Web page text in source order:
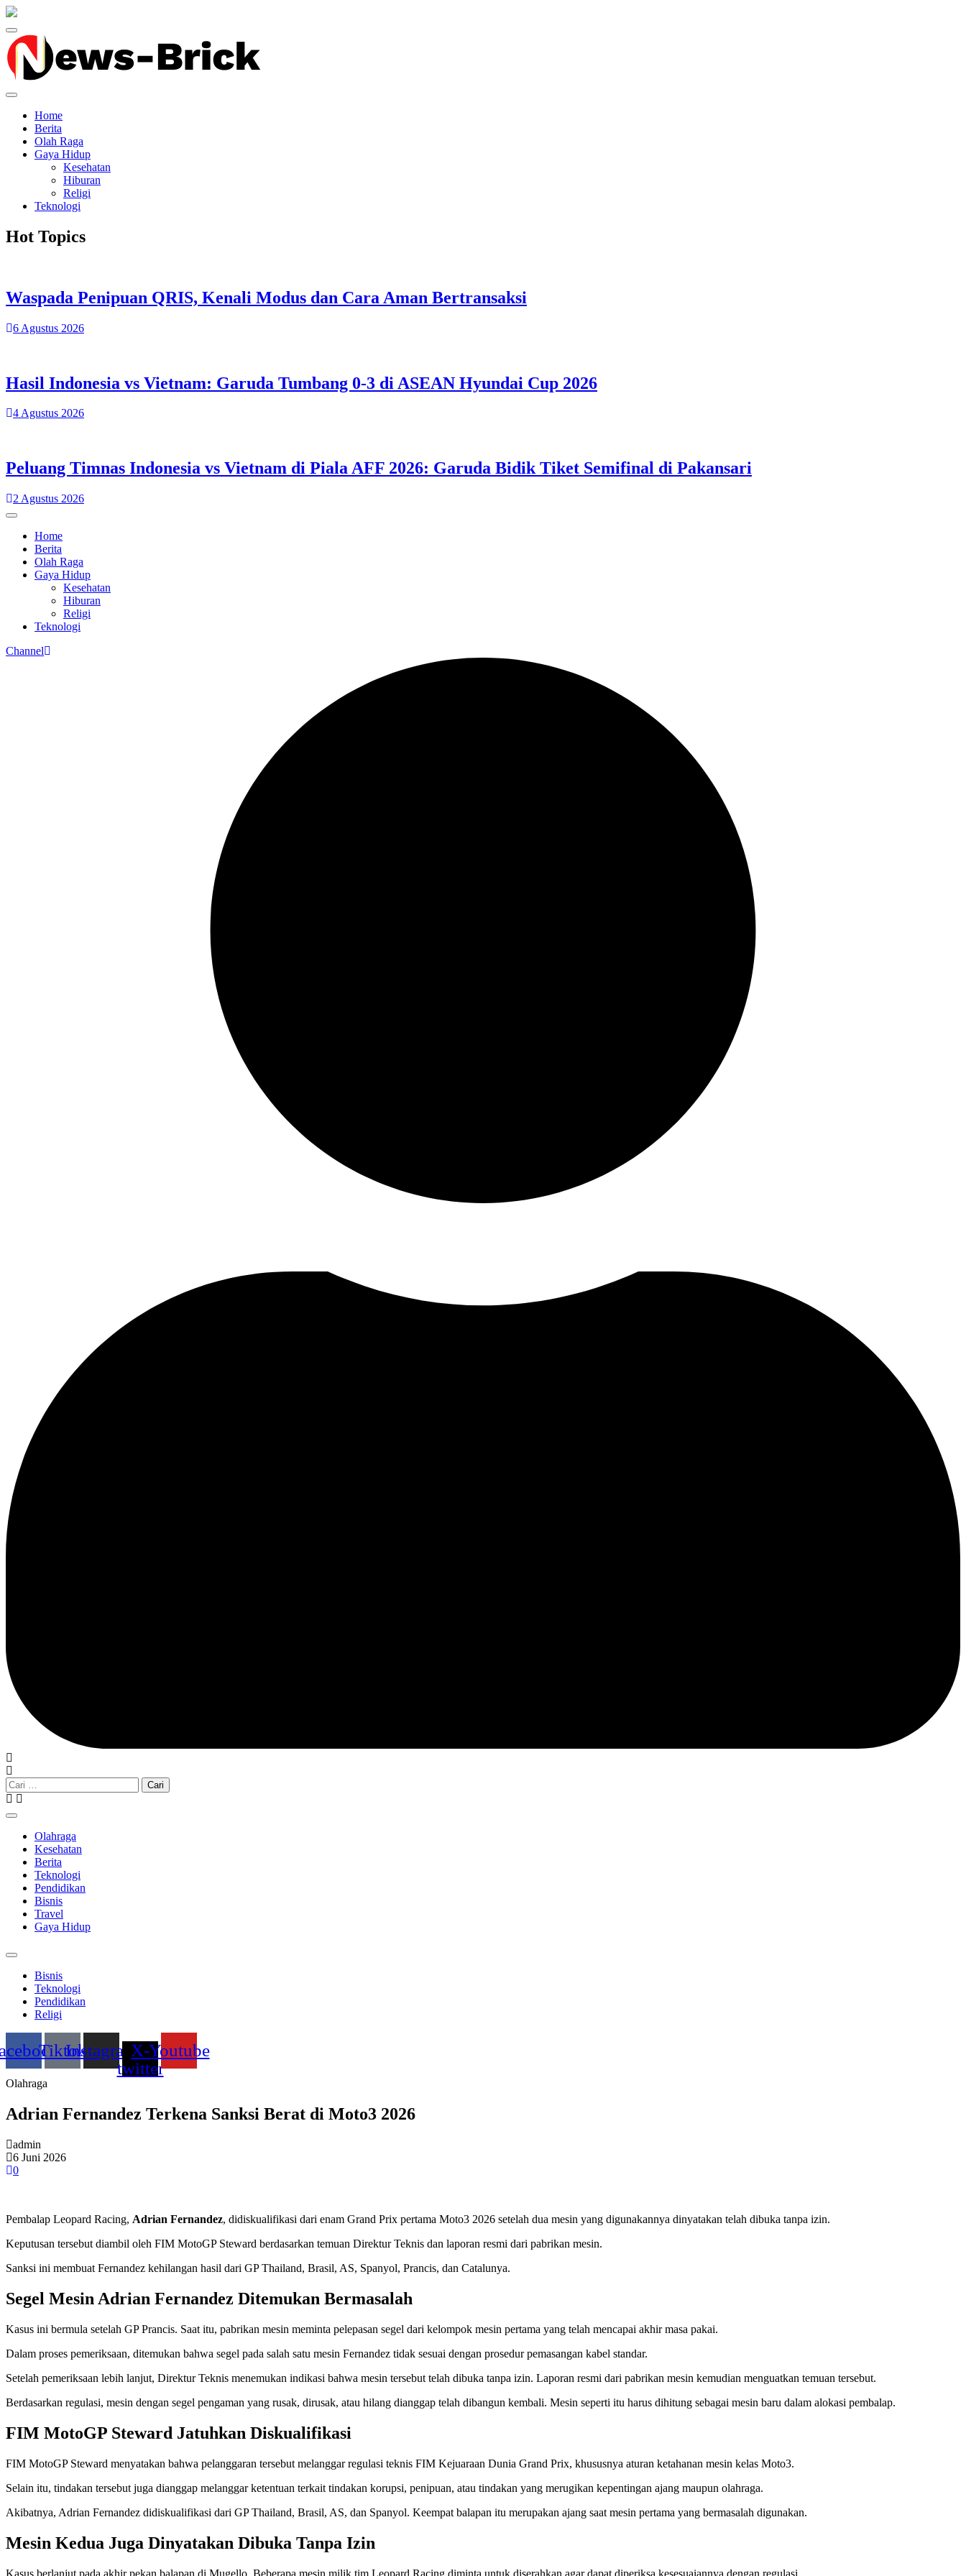
Home
Berita
Olah Raga
Gaya Hidup
Kesehatan
Hiburan
Religi
Teknologi
Hot Topics
Waspada Penipuan QRIS, Kenali Modus dan Cara Aman Bertransaksi
6 Agustus 2026
Hasil Indonesia vs Vietnam: Garuda Tumbang 0-3 di ASEAN Hyundai Cup 2026
4 Agustus 2026
Peluang Timnas Indonesia vs Vietnam di Piala AFF 2026: Garuda Bidik Tiket Semifinal di Pakansari
2 Agustus 2026
Home
Berita
Olah Raga
Gaya Hidup
Kesehatan
Hiburan
Religi
Teknologi
Channel
Cari
untuk:
Olahraga
Kesehatan
Berita
Teknologi
Pendidikan
Bisnis
Travel
Gaya Hidup
Bisnis
Teknologi
Pendidikan
Religi
TiktokInstagramX-
twitter
Youtube
Olahraga
Adrian Fernandez Terkena Sanksi Berat di Moto3 2026
admin
6 Juni 2026
0
Pembalap Leopard Racing, Adrian Fernandez, didiskualifikasi dari enam Grand Prix pertama Moto3 2026 setelah dua mesin yang digunakannya dinyatakan telah dibuka tanpa izin.
Keputusan tersebut diambil oleh FIM MotoGP Steward berdasarkan temuan Direktur Teknis dan laporan resmi dari pabrikan mesin.
Sanksi ini membuat Fernandez kehilangan hasil dari GP Thailand, Brasil, AS, Spanyol, Prancis, dan Catalunya.
Segel Mesin Adrian Fernandez Ditemukan Bermasalah
Kasus ini bermula setelah GP Prancis. Saat itu, pabrikan mesin meminta pelepasan segel dari kelompok mesin pertama yang telah mencapai akhir masa pakai.
Dalam proses pemeriksaan, ditemukan bahwa segel pada salah satu mesin Fernandez tidak sesuai dengan prosedur pemasangan kabel standar.
Setelah pemeriksaan lebih lanjut, Direktur Teknis menemukan indikasi bahwa mesin tersebut telah dibuka tanpa izin. Laporan resmi dari pabrikan mesin kemudian menguatkan temuan tersebut.
Berdasarkan regulasi, mesin dengan segel pengaman yang rusak, dirusak, atau hilang dianggap telah dibangun kembali. Mesin seperti itu harus dihitung sebagai mesin baru dalam alokasi pembalap.
FIM MotoGP Steward Jatuhkan Diskualifikasi
FIM MotoGP Steward menyatakan bahwa pelanggaran tersebut melanggar regulasi teknis FIM Kejuaraan Dunia Grand Prix, khususnya aturan ketahanan mesin kelas Moto3.
Selain itu, tindakan tersebut juga dianggap melanggar ketentuan terkait tindakan korupsi, penipuan, atau tindakan yang merugikan kepentingan ajang maupun olahraga.
Akibatnya, Adrian Fernandez didiskualifikasi dari GP Thailand, Brasil, AS, dan Spanyol. Keempat balapan itu merupakan ajang saat mesin pertama yang bermasalah digunakan.
Mesin Kedua Juga Dinyatakan Dibuka Tanpa Izin
Kasus berlanjut pada akhir pekan balapan di Mugello. Beberapa mesin milik tim Leopard Racing diminta untuk diserahkan agar dapat diperiksa kesesuaiannya dengan regulasi.